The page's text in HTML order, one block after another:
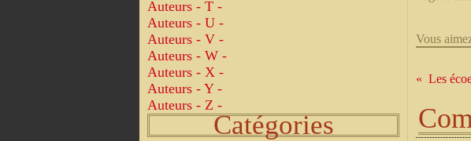
Auteurs - T -
Auteurs - U -
Auteurs - V -
Auteurs - W -
Auteurs - X -
Auteurs - Y -
Auteurs - Z -
Catégories
Vous
Les